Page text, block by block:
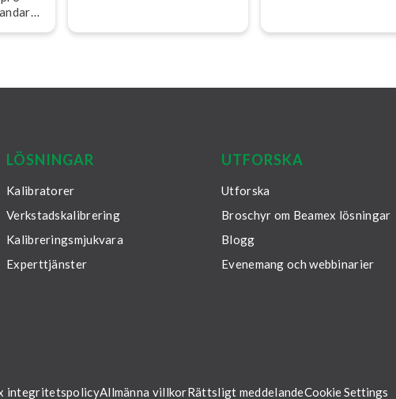
mätstyrning i praktiken.
stem.
LÖSNINGAR
Kalibratorer
Verkstadskalibrering
Kalibreringsmjukvara
Experttjänster
UTFORSKA
Utforska
Broschyr om Beamex lösningar
Blogg
Evenemang och webbinarier
integritetspolicyAllmänna villkorRättsligt meddelandeCookie Settings